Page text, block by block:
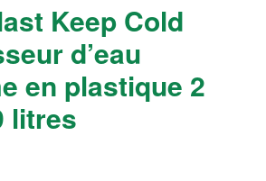
Keep Cold
d’eau
en plastique 2
litres